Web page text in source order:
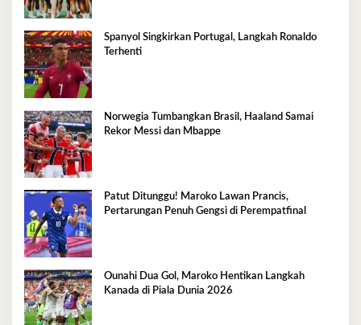
Spanyol Singkirkan Portugal, Langkah Ronaldo
Terhenti
Norwegia Tumbangkan Brasil, Haaland Samai
Rekor Messi dan Mbappe
Patut Ditunggu! Maroko Lawan Prancis,
Pertarungan Penuh Gengsi di Perempatfinal
Ounahi Dua Gol, Maroko Hentikan Langkah
Kanada di Piala Dunia 2026